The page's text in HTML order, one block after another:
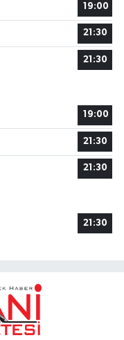
19:00
21:30
21:30
19:00
21:30
21:30
21:30